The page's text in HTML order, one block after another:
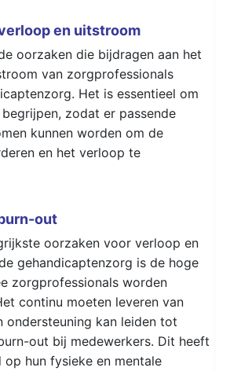
en uitstroom
oorzaken die bijdragen aan het
van zorgprofessionals
Het is essentieel om
zodat er passende
kunnen worden om de
en het verloop te
out
oorzaken voor verloop en
gehandicaptenzorg is de hoge
zorgprofessionals worden
continu moeten leveren van
ondersteuning kan leiden tot
out bij medewerkers. Dit heeft
op hun fysieke en mentale